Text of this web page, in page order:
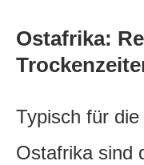
Ostafrika:
Typisch für
Ostafrika sind